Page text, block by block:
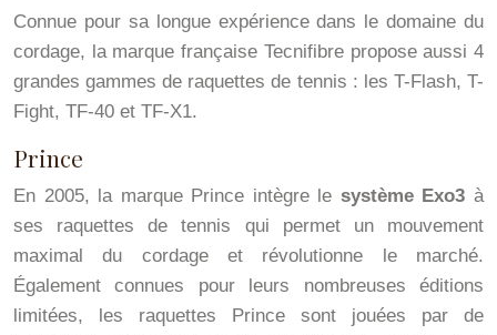
Connue pour sa longue expérience dans le domaine du
cordage, la marque française Tecnifibre propose aussi 4
grandes gammes de raquettes de tennis : les T-Flash, T-
Fight, TF-40 et TF-X1.
Prince
En 2005, la marque Prince intègre le système Exo3 à
ses raquettes de tennis qui permet un mouvement
maximal du cordage et révolutionne le marché.
Également connues pour leurs nombreuses éditions
limitées, les raquettes Prince sont jouées par de